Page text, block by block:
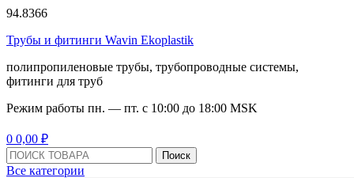
94.8366
Трубы и фитинги Wavin Ekoplastik
полипропиленовые трубы, трубопроводные системы,
фитинги для труб
Режим работы пн. — пт. с 10:00 до 18:00 MSK
0 0,00 ₽
Поиск:
Поиск
Все категории